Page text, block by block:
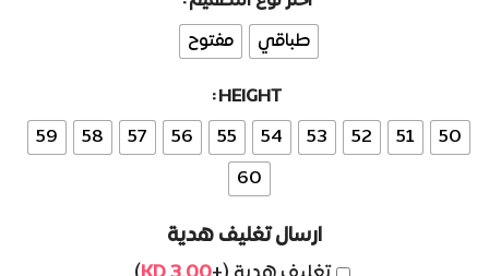
طباقي
مفتوح
HEIGHT
50
51
52
53
54
55
56
57
58
59
60
ارسال تغليف هدية